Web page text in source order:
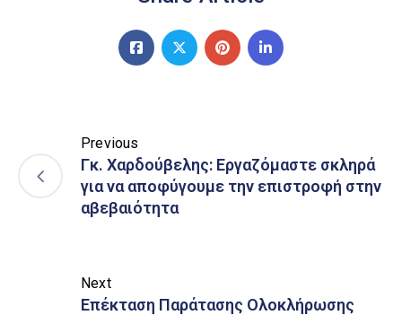
Previous
Γκ. Χαρδούβελης: Εργαζόμαστε σκληρά
για να αποφύγουμε την επιστροφή στην
αβεβαιότητα
Next
Επέκταση Παράτασης Ολοκλήρωσης